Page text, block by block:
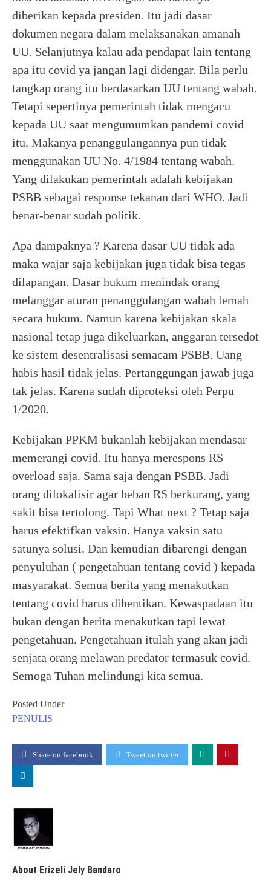
diberikan kepada presiden. Itu jadi dasar
dokumen negara dalam melaksanakan amanah
UU. Selanjutnya kalau ada pendapat lain tentang
apa itu covid ya jangan lagi didengar. Bila perlu
tangkap orang itu berdasarkan UU tentang wabah.
Tetapi sepertinya pemerintah tidak mengacu
kepada UU saat mengumumkan pandemi covid
itu. Makanya penanggulangannya pun tidak
menggunakan UU No. 4/1984 tentang wabah.
Yang dilakukan pemerintah adalah kebijakan
PSBB sebagai response tekanan dari WHO. Jadi
benar-benar sudah politik.
Apa dampaknya ? Karena dasar UU tidak ada
maka wajar saja kebijakan juga tidak bisa tegas
dilapangan. Dasar hukum menindak orang
melanggar aturan penanggulangan wabah lemah
secara hukum. Namun karena kebijakan skala
nasional tetap juga dikeluarkan, anggaran tersedot
ke sistem desentralisasi semacam PSBB. Uang
habis hasil tidak jelas. Pertanggungan jawab juga
tak jelas. Karena sudah diproteksi oleh Perpu
1/2020.
Kebijakan PPKM bukanlah kebijakan mendasar
memerangi covid. Itu hanya merespons RS
overload saja. Sama saja dengan PSBB. Jadi
orang dilokalisir agar beban RS berkurang, yang
sakit bisa tertolong. Tapi What next ? Tetap saja
harus efektifkan vaksin. Hanya vaksin satu
satunya solusi. Dan kemudian dibarengi dengan
penyuluhan ( pengetahuan tentang covid ) kepada
masyarakat. Semua berita yang menakutkan
tentang covid harus dihentikan. Kewaspadaan itu
bukan dengan berita menakutkan tapi lewat
pengetahuan. Pengetahuan itulah yang akan jadi
senjata orang melawan predator termasuk covid.
Semoga Tuhan melindungi kita semua.
Posted Under
PENULIS
Share on facebook Tweet on twitter
About Erizeli Jely Bandaro